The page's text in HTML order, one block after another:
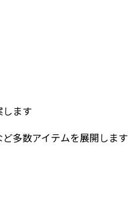
ます
多数アイテムを展開します